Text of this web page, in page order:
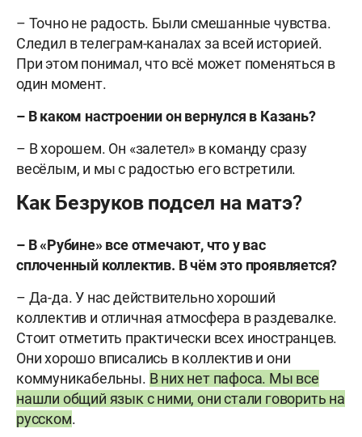
– Точно не радость. Были смешанные чувства.
Следил в телеграм-каналах за всей историей.
При этом понимал, что всё может поменяться в
один момент.
– В каком настроении он вернулся в Казань?
– В хорошем. Он «залетел» в команду сразу
весёлым, и мы с радостью его встретили.
Как Безруков подсел на матэ?
– В «Рубине» все отмечают, что у вас
сплоченный коллектив. В чём это проявляется?
– Да-да. У нас действительно хороший
коллектив и отличная атмосфера в раздевалке.
Стоит отметить практически всех иностранцев.
Они хорошо вписались в коллектив и они
коммуникабельны. В них нет пафоса. Мы все
нашли общий язык с ними, они стали говорить на
русском.